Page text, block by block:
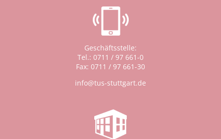
Geschäftsstelle:
Tel.: 0711 / 97 661-0
Fax: 0711 / 97 661-30
info@tus-stuttgart.de